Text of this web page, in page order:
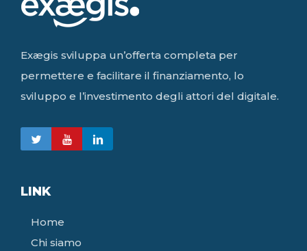
Exægis sviluppa un’offerta completa per
permettere e facilitare il finanziamento, lo
sviluppo e l’investimento degli attori del digitale.
LINK
Home
Chi siamo